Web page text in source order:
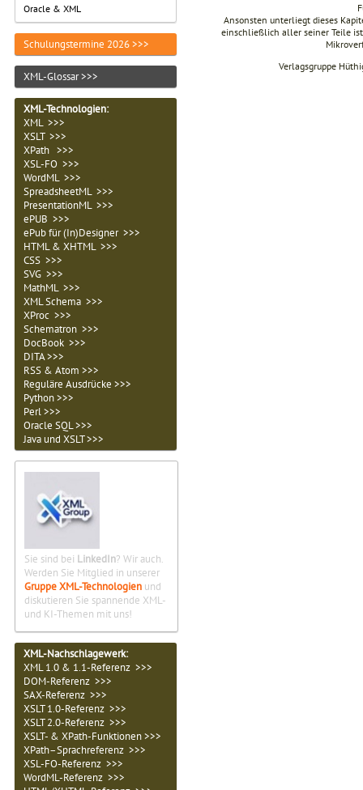
Oracle & XML
Schulungstermine 2026 >>>
XML-Glossar >>>
XML-Technologien:
XML >>>
XSLT >>>
XPath >>>
XSL-FO >>>
WordML >>>
SpreadsheetML >>>
PresentationML >>>
ePUB >>>
ePub für (In)Designer >>>
HTML & XHTML >>>
CSS >>>
SVG >>>
MathML >>>
XML Schema >>>
XProc >>>
Schematron >>>
DocBook >>>
DITA >>>
RSS & Atom >>>
Reguläre Ausdrücke >>>
Python >>>
Perl >>>
Oracle SQL >>>
Java und XSLT >>>
Sie sind bei LinkedIn? Wir auch.
Werden Sie Mitglied in unserer
Gruppe XML-Technologien und
diskutieren Sie spannende XML-
und KI-Themen mit uns!
XML-Nachschlagewerk:
XML 1.0 & 1.1-Referenz >>>
DOM-Referenz >>>
SAX-Referenz >>>
XSLT 1.0-Referenz >>>
XSLT 2.0-Referenz >>>
XSLT- & XPath-Funktionen >>>
XPath–Sprachreferenz >>>
XSL-FO-Referenz >>>
WordML-Referenz >>>
Ansonsten unterliegt dieses
einschließlich aller seiner Teile
Verlagsgruppe